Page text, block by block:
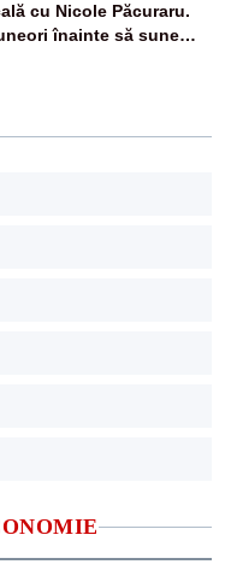
cu Nicole Păcuraru.
înainte să sune